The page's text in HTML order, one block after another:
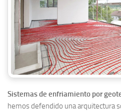
Sistemas de enfriamiento por
hemos defendido una arquitectura